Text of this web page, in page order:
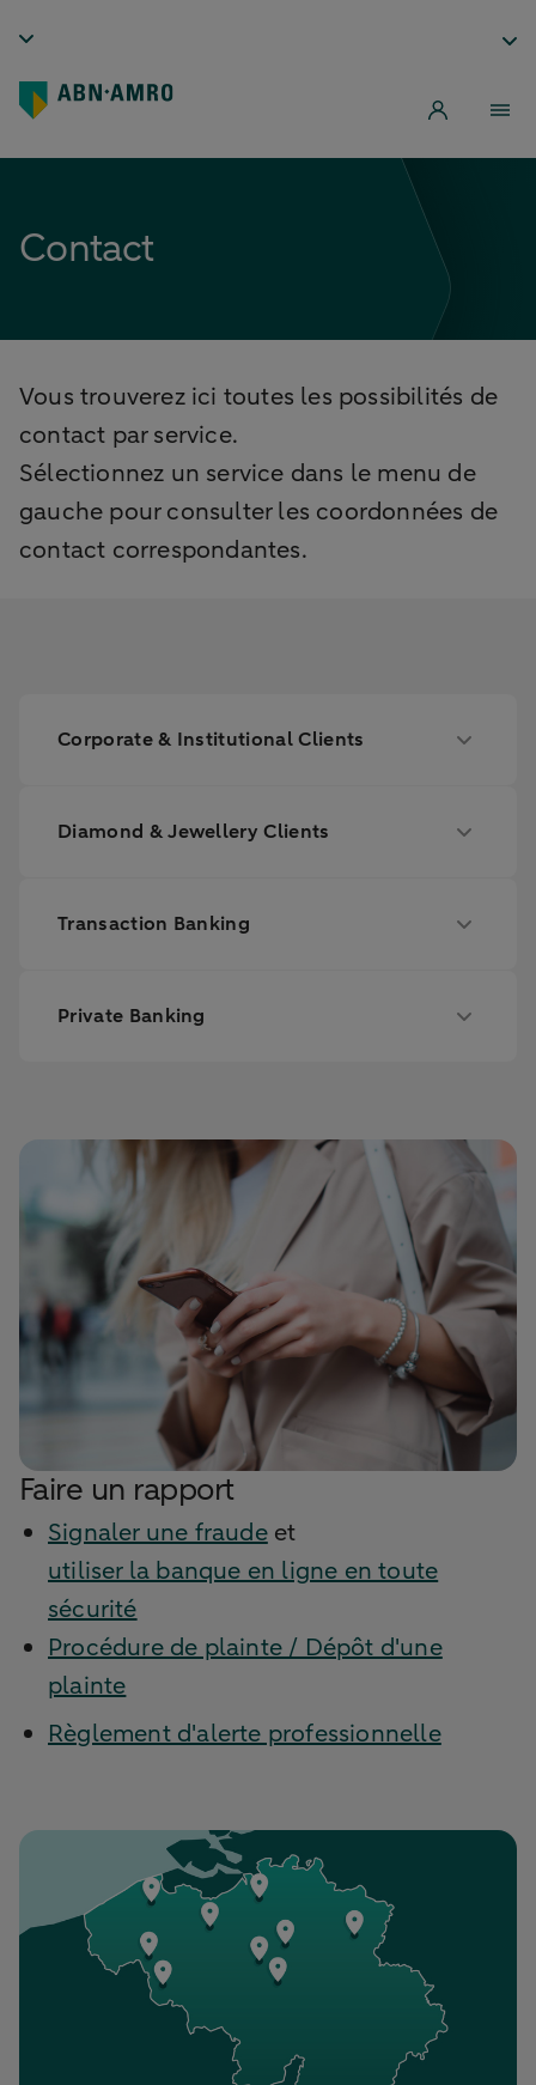
Contact
Vous trouverez ici toutes les possibilités de
contact par service.
Sélectionnez un service dans le menu de
gauche pour consulter les coordonnées de
contact correspondantes.
Corporate & Institutional Clients
Diamond & Jewellery Clients
Transaction Banking
Private Banking
Faire un rapport
Signaler une fraudeet
utiliser la banque en ligne en toute
sécurité
Procédure de plainte / Dépôt d'une
plainte
Règlement d'alerte professionnelle